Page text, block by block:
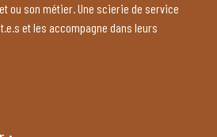
ou son métier. Une scierie de service
et les accompagne dans leurs